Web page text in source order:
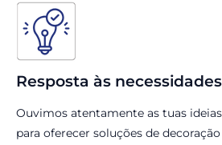
Resposta às necessidades
Ouvimos atentamente as tuas
para oferecer soluções de